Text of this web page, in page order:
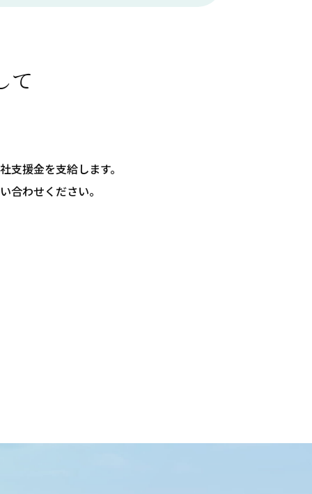
て
支援金を支給します。
合わせください。